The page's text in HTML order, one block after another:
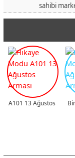
sahibi
A101 13 Ağustos